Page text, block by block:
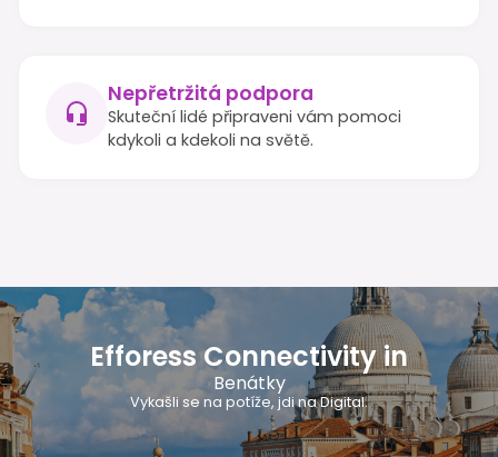
Nepřetržitá podpora
Skuteční lidé připraveni vám pomoci
kdykoli a kdekoli na světě.
Efforess Connectivity in
Benátky
Vykašli se na potíže, jdi na Digital.